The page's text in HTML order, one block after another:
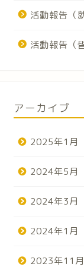
活動報告（
活動報告（
アーカイブ
2025年1月
2024年5月
2024年3月
2024年1月
2023年11月